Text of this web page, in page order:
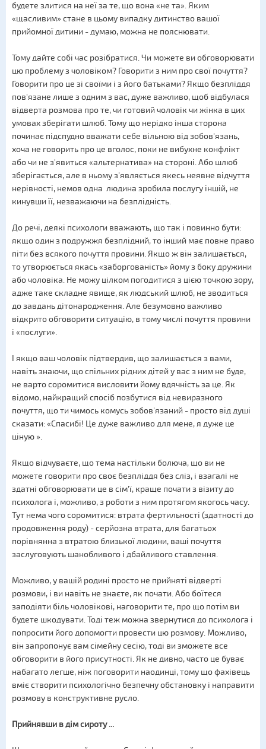
будете злитися на неї за те, що вона «не та». Яким
«щасливим» стане в цьому випадку дитинство вашої
прийомної дитини - думаю, можна не пояснювати.
Тому дайте собі час розібратися. Чи можете ви обговорювати
цю проблему з чоловіком? Говорити з ним про свої почуття?
Говорити про це зі своїми і з його батьками? Якщо безпліддя
пов'язане лише з одним з вас, дуже важливо, щоб відбулася
відверта розмова про те, чи готовий чоловік чи жінка в цих
умовах зберігати шлюб. Тому що нерідко інша сторона
починає підспудно вважати себе вільною від зобов'язань,
хоча не говорить про це вголос, поки не вибухне конфлікт
або чи не з'явиться «альтернатива» на стороні. Або шлюб
зберігається, але в ньому з'являється якесь неявне відчуття
нерівності, немов одна людина зробила послугу іншій, не
кинувши її, незважаючи на безплідність.
До речі, деякі психологи вважають, що так і повинно бути:
якщо один з подружжя безплідний, то інший має повне право
піти без всякого почуття провини. Якщо ж він залишається,
то утворюється якась «заборгованість» йому з боку дружини
або чоловіка. Не можу цілком погодитися з цією точкою зору,
адже таке складне явище, як людський шлюб, не зводиться
до завдань дітонародження. Але безумовно важливо
відкрито обговорити ситуацію, в тому числі почуття провини
і «послуги».
І якщо ваш чоловік підтвердив, що залишається з вами,
навіть знаючи, що спільних рідних дітей у вас з ним не буде,
не варто соромитися висловити йому вдячність за це. Як
відомо, найкращий спосіб позбутися від невиразного
почуття, що ти чимось комусь зобов'язаний - просто від душі
сказати: «Спасибі! Це дуже важливо для мене, я дуже це
ціную ».
Якщо відчуваєте, що тема настільки болюча, що ви не
можете говорити про своє безпліддя без сліз, і взагалі не
здатні обговорювати це в сім'ї, краще почати з візиту до
психолога і, можливо, з роботи з ним протягом якогось часу.
Тут нема чого соромитися: втрата фертильності (здатності до
продовження роду) - серйозна втрата, для багатьох
порівнянна з втратою близької людини, ваші почуття
заслуговують шанобливого і дбайливого ставлення.
Можливо, у вашій родині просто не прийняті відверті
розмови, і ви навіть не знаєте, як почати. Або боїтеся
заподіяти біль чоловікові, наговорити те, про що потім ви
будете шкодувати. Тоді теж можна звернутися до психолога і
попросити його допомогти провести цю розмову. Можливо,
він запропонує вам сімейну сесію, тоді ви зможете все
обговорити в його присутності. Як не дивно, часто це буває
набагато легше, ніж поговорити наодинці, тому що фахівець
вміє створити психологічно безпечну обстановку і направити
розмову в конструктивне русло.
Прийнявши в дім сироту ...